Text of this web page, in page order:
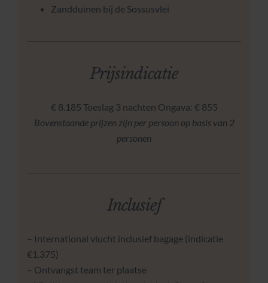
Zandduinen bij de Sossusvlei
Prijsindicatie
€ 8.185 Toeslag 3 nachten Ongava: € 855
Bovenstaande prijzen zijn per persoon op basis van 2
personen
Inclusief
– International vlucht inclusief bagage (indicatie
€1.375)
– Ontvangst team ter plaatse